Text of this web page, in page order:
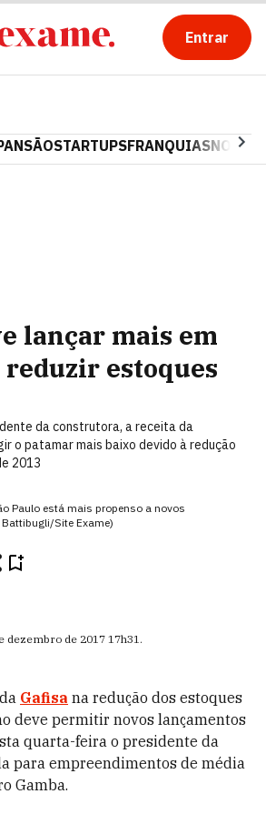
Entrar
STARTUPSFRANQUIAS
lançar mais em
reduzir estoques
da construtora, a receita da
o patamar mais baixo devido à redução
2013
Paulo está mais propenso a novos
Site Exame)
dezembro de 2017 17h31.
Gafisa na redução dos estoques
deve permitir novos lançamentos
quarta-feira o presidente da
para empreendimentos de média
Gamba.